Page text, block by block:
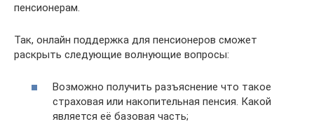
пенсионерам.
Так, онлайн поддержка для пенсионеров сможет
раскрыть следующие волнующие вопросы:
Возможно получить разъяснение что такое
страховая или накопительная пенсия. Какой
является её базовая часть;